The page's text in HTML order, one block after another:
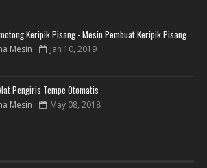
Keripik Pisang - Mesin Pembuat Keripik Pisang
Mesin Jan 10, 2019
Pengiris Tempe Otomatis
Mesin May 08, 2018